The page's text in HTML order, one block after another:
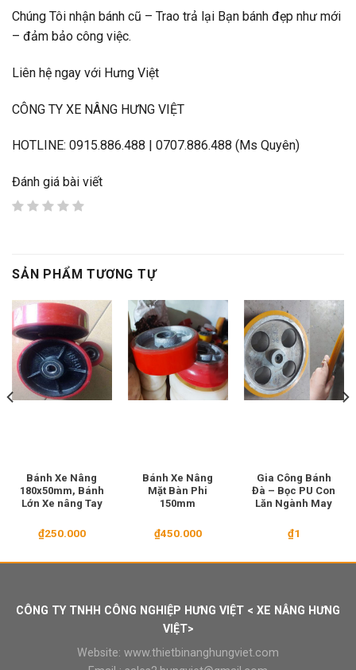
Chúng Tôi nhận bánh cũ – Trao trả lại Bạn bánh đẹp như mới
– đảm bảo công việc.
Liên hệ ngay với Hưng Việt
CÔNG TY XE NÂNG HƯNG VIỆT
HOTLINE: 0915.886.488 | 0707.886.488 (Ms Quyên)
Đánh giá bài viết
SẢN PHẨM TƯƠNG TỰ
Bánh Xe Nâng
180x50mm, Bánh
Lớn Xe nâng Tay
₫250.000
Bánh Xe Nâng
Mặt Bàn Phi
150mm
₫450.000
Gia Công Bánh
Đà – Bọc PU Con
Lăn Ngành May
₫1
CÔNG TY TNHH CÔNG NGHIỆP HƯNG VIỆT < XE NÂNG HƯNG
VIỆT>
Website: www.thietbinanghungviet.com